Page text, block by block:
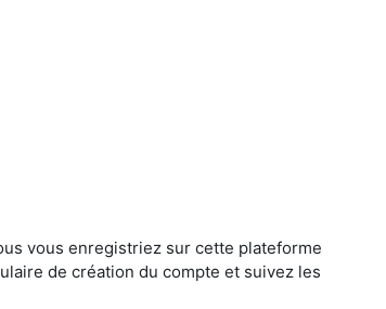
vous enregistriez sur cette plateforme
de création du compte et suivez les